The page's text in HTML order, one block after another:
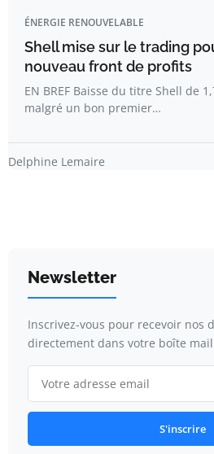
ÉNERGIE RENOUVELABLE
Shell mise sur le trading
nouveau front de profits
EN BREF Baisse du titre Shell de
malgré un bon premier…
Delphine Lemaire
Newsletter
Inscrivez-vous pour recevoir nos
directement dans votre boîte
S'inscrire